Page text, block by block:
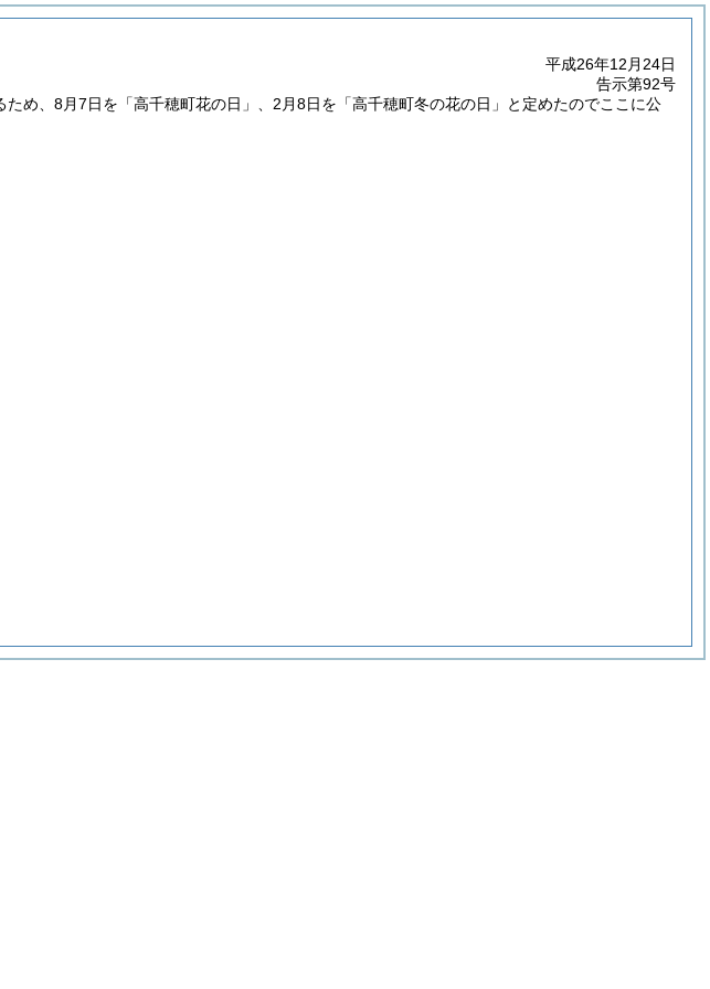
平成26年12月24日
告示第92号
め、8月7日を「高千穂町花の日」、2月8日を「高千穂町冬の花の日」と定めたのでここに公